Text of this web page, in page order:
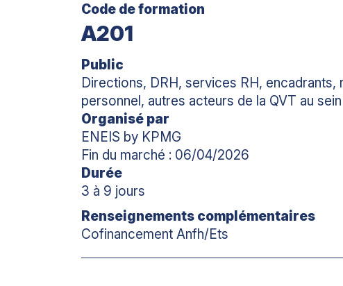
Code de formation
A201
Public
Directions, DRH, services RH, encadrants,
personnel, autres acteurs de la QVT au
Organisé par
ENEIS by KPMG
Fin du marché : 06/04/2026
Durée
3 à 9 jours
Renseignements complémentaires
Cofinancement Anfh/Ets